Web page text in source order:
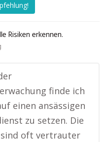
Risiken erkennen.
finde ich
einen ansässigen
zu setzen. Die
oft vertrauter